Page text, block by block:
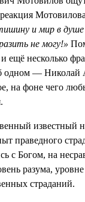
и мир в
не могу!»
ещё несколько
одном — Николай
на фоне чего
известный
праведного
с Богом, на
разума,
страданий.